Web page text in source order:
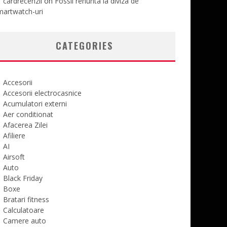
uri
CATEGORIES
Accesorii
Accesorii electrocasnice
Acumulatori externi
Aer conditionat
Afacerea Zilei
Afiliere
AI
Airsoft
Auto
Black Friday
Boxe
Bratari fitness
Calculatoare
Camere auto